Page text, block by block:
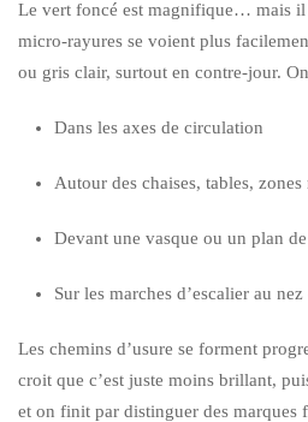
Le vert foncé est magnifique… mais il
micro-rayures se voient plus
ou gris clair, surtout en contre-jour.
Dans les axes de circulation
Autour des chaises, tables, zones
Devant une vasque ou un plan
Sur les marches d’escalier au
Les chemins d’usure se forment
croit que c’est juste moins brillant,
et on finit par distinguer des marques